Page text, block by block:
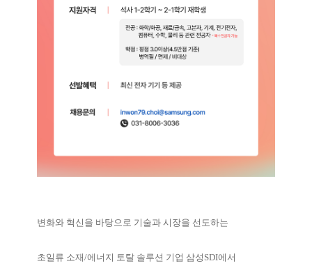
변화와 혁신을 바탕으로 기술과 시장을 선도하는
초일류 소재/에너지 토탈 솔루션 기업 삼성SDI에서